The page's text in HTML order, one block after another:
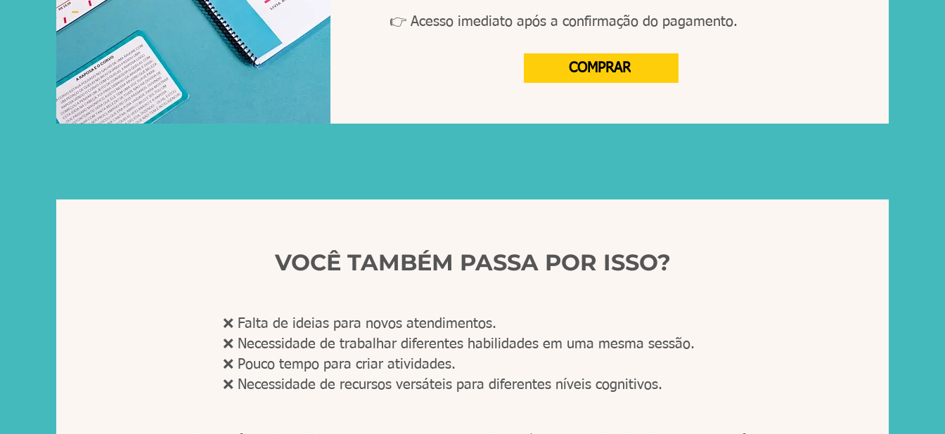
👉 Acesso imediato após a confirmação do pagamento.
COMPRAR
VOCÊ TAMBÉM PASSA POR ISSO?
❌ Falta de ideias para novos atendimentos.
❌ Necessidade de trabalhar diferentes habilidades em uma mesma sessão.
❌ Pouco tempo para criar atividades.
❌ Necessidade de recursos versáteis para diferentes níveis cognitivos.